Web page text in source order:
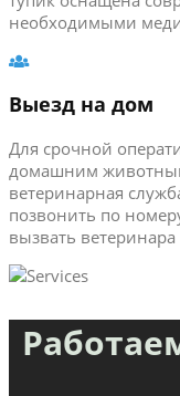
необходимыми
Выезд на дом
Для срочной
домашним
ветеринарная
позвонить по
вызвать